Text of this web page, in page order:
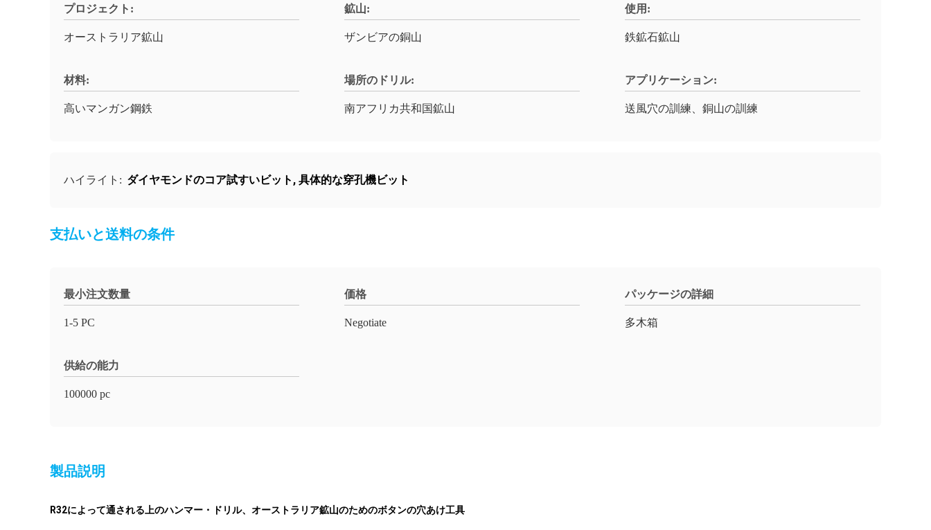
プロジェクト:
オーストラリア鉱山
鉱山:
ザンビアの銅山
使用:
鉄鉱石鉱山
材料:
高いマンガン鋼鉄
場所のドリル:
南アフリカ共和国鉱山
アプリケーション:
送風穴の訓練、銅山の訓練
ハイライト: ダイヤモンドのコア試すいビット , 具体的な穿孔機ビット
支払いと送料の条件
最小注文数量
1-5 PC
価格
Negotiate
パッケージの詳細
多木箱
供給の能力
100000 pc
製品説明
R32によって通される上のハンマー・ドリル、オーストラリア鉱山のためのボタンの穴あけ工具